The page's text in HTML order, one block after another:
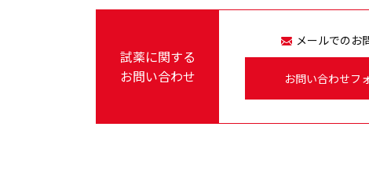
試薬に関する
お問い合わせ
メールでのお
お問い合わせフ